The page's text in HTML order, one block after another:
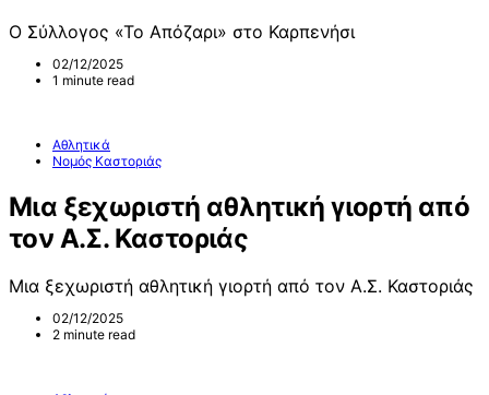
Ο Σύλλογος «Το Απόζαρι» στο Καρπενήσι
02/12/2025
1 minute read
Αθλητικά
Νομός Καστοριάς
Μια ξεχωριστή αθλητική γιορτή από
τον Α.Σ. Καστοριάς
Μια ξεχωριστή αθλητική γιορτή από τον Α.Σ. Καστοριάς
02/12/2025
2 minute read